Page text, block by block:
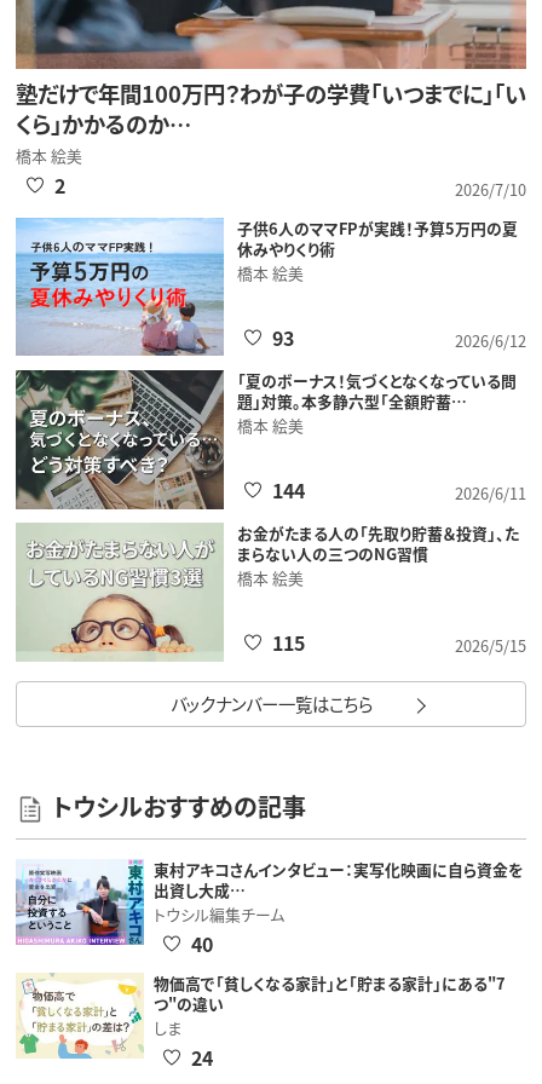
塾だけで年間100万円？わが子の学費「いつまでに」「い
くら」かかるのか…
橋本 絵美
2026/7/10
2
子供6人のママFPが実践！予算5万円の夏
休みやりくり術
橋本 絵美
2026/6/12
93
「夏のボーナス！気づくとなくなっている問
題」対策。本多静六型「全額貯蓄…
橋本 絵美
2026/6/11
144
お金がたまる人の「先取り貯蓄＆投資」、た
まらない人の三つのNG習慣
橋本 絵美
2026/5/15
115
バックナンバー一覧はこちら
トウシルおすすめの記事
東村アキコさんインタビュー：実写化映画に自ら資金を
出資し大成…
トウシル編集チーム
40
物価高で「貧しくなる家計」と「貯まる家計」にある"7
つ"の違い
しま
24